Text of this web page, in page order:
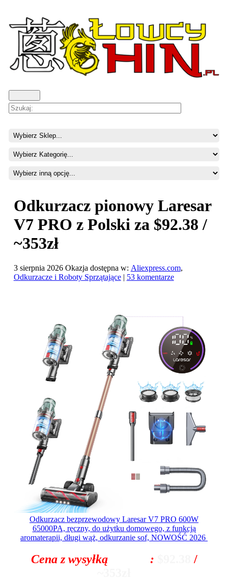
Odkurzacz pionowy Laresar
V7 PRO z Polski za $92.38 /
~353zł
3 sierpnia 2026Okazja dostępna w: Aliexpress.com,
Odkurzacze i Roboty Sprzątające| 53 komentarze
Odkurzacz bezprzewodowy Laresar V7 PRO 600W
65000PA, ręczny, do użytku domowego, z funkcją
aromaterapii, długi wąż, odkurzanie sof, NOWOŚĆ 2026
Cena z wysyłkąz Polski :
/